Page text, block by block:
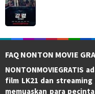
FAQ NONTON MOVIE
film LK21 dan
memuaskan para